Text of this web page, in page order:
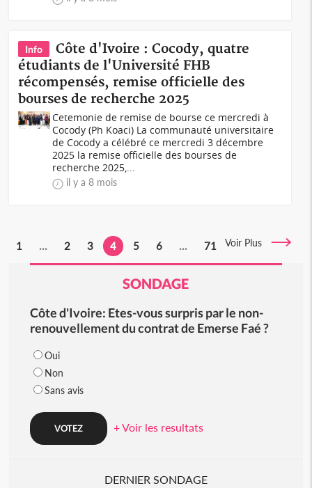
Info
Côte d'Ivoire : Cocody, quatre
étudiants de l'Université FHB
récompensés, remise officielle des
bourses de recherche 2025
Cetemonie de remise de bourse ce mercredi à
Cocody (Ph Koaci) La communauté universitaire
de Cocody a célébré ce mercredi 3 décembre
2025 la remise officielle des bourses de
recherche 2025,...
il y a 8 mois
1 ... 2 3 4 5 6 ... 71 Voir Plus
SONDAGE
Côte d'Ivoire: Etes-vous surpris par le non-
renouvellement du contrat de Emerse Faé ?
Oui
Non
Sans avis
+ Voir les resultats
DERNIER SONDAGE